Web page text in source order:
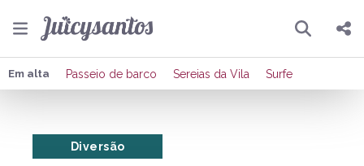
Pesquisar
Compartilhar
Em alta Passeio de barco Sereias da Vila Surfe
Diversão